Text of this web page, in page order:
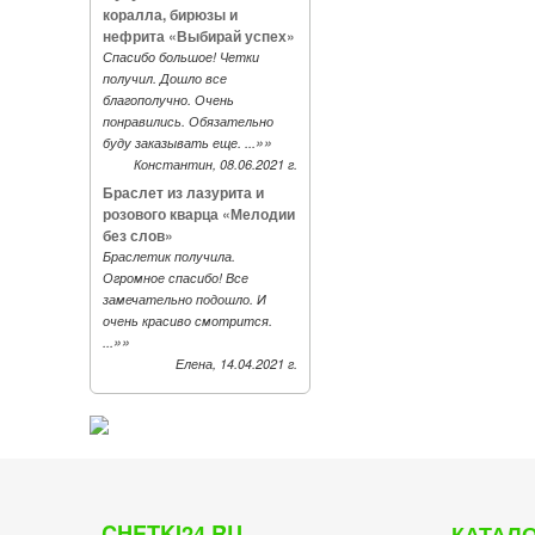
коралла, бирюзы и
нефрита «Выбирай успех»
Спасибо большое! Четки
получил. Дошло все
благополучно. Очень
понравились. Обязательно
буду заказывать еще. ...»»
Константин, 08.06.2021 г.
Браслет из лазурита и
розового кварца «Мелодии
без слов»
Браслетик получила.
Огромное спасибо! Все
замечательно подошло. И
очень красиво смотрится.
...»»
Елена, 14.04.2021 г.